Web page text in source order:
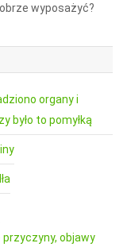
wyposażyć?
organy i
było to pomyłką
przyczyny, objawy